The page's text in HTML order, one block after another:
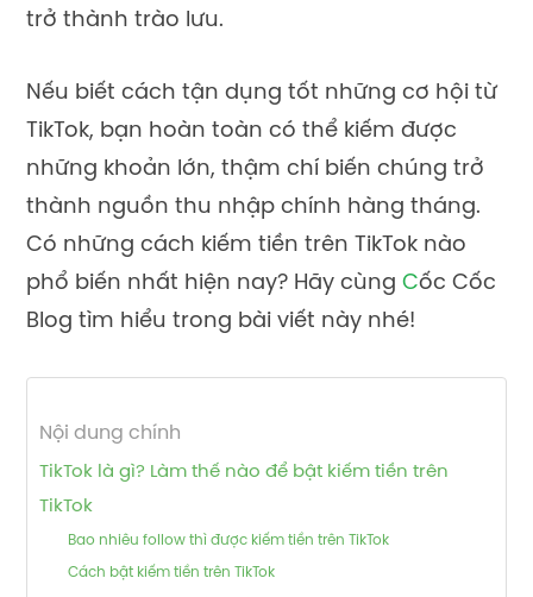
trở thành trào lưu.
Nếu biết cách tận dụng tốt những cơ hội từ
TikTok, bạn hoàn toàn có thể kiếm được
những khoản lớn, thậm chí biến chúng trở
thành nguồn thu nhập chính hàng tháng.
Có những cách kiếm tiền trên TikTok nào
phổ biến nhất hiện nay? Hãy cùng Cốc Cốc
Blog tìm hiểu trong bài viết này nhé!
Nội dung chính
TikTok là gì? Làm thế nào để bật kiếm tiền trên
TikTok
Bao nhiêu follow thì được kiếm tiền trên TikTok
Cách bật kiếm tiền trên TikTok